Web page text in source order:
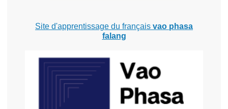
Site d'apprentissage du français vao phasa
falang